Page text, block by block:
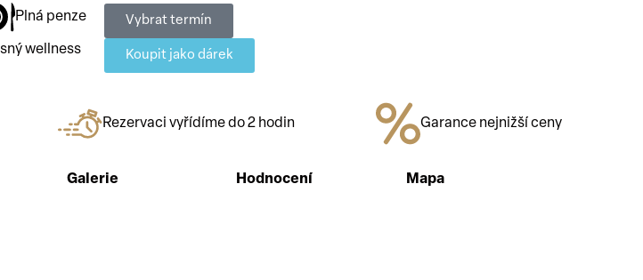
Plná penze
wellness
Vybrat termín
Koupit jako dárek
Rezervaci vyřídíme do 2 hodin Garance nejnižší ceny
Galerie Hodnocení Mapa